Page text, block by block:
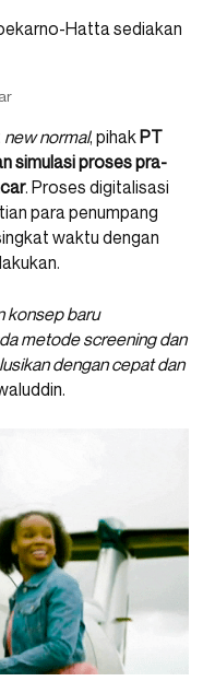
new normal, pihak PT
simulasi proses pra-
. Proses digitalisasi
para penumpang
waktu dengan
konsep baru
metode screening dan
dengan cepat dan